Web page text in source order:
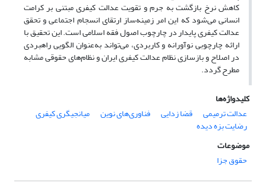
کاهش نرخ بازگشت به جرم و تقویت عدالت کیفری مبتنی بر کرامت
انسانی می‌شود که این امر زمینه‌ساز ارتقای انسجام اجتماعی و تحقق
عدالت کیفری پایدار در چارچوب اصول فقه اسلامی است. این تحقیق با
ارائه چارچوبی نوآورانه و کاربردی، می‌تواند به‌عنوان الگویی راهبردی
در اصلاح و بازسازی نظام عدالت کیفری ایران و نظام‌های حقوقی مشابه
مطرح گردد.
کلیدواژه‌ها
عدالت ترمیمی
قضا زدایی فناوری‌های نوین میانجیگری کیفری
رضایت بزه دیده
موضوعات
حقوق جزا